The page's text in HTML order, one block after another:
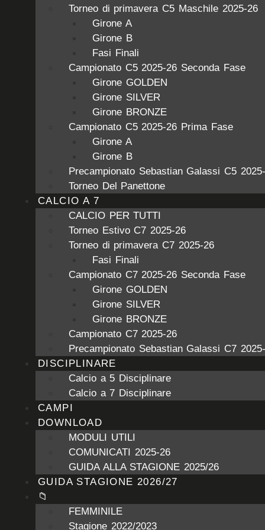
Torneo di primavera C5 Maschile 2025-26
Girone A
Girone B
Fasi Finali
Campionato C5 2025-26 Seconda Fase
Girone GOLDEN
Girone SILVER
Girone BRONZE
Campionato C5 2025-26 Prima Fase
Girone A
Girone B
Precampionato Sebastian Galassi C5
Torneo Del Panettone
CALCIO A 7
CALCIO PER TUTTI
Torneo Estivo C7 2025-26
Torneo di primavera C7 2025-26
Fasi Finali
Campionato C7 2025-26 Seconda Fase
Girone GOLDEN
Girone SILVER
Girone BRONZE
Campionato C7 2025-26
Precampionato Sebastian Galassi C7
DISCIPLINARE
Calcio a 5 Disciplinare
Calcio a 7 Disciplinare
CAMPI
DOWNLOAD
MODULI UTILI
COMUNICATI 2025-26
GUIDA ALLA STAGIONE 2025/26
GUIDA STAGIONE 2026/27
📁
FEMMINILE
Stagione 2022/2023